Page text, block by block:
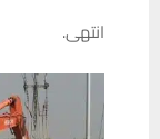
انتهى.